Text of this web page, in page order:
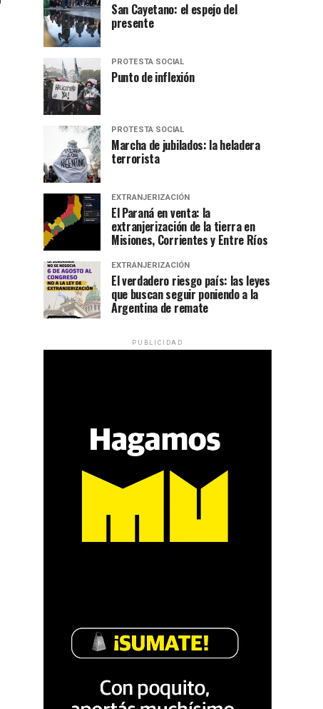
San Cayetano: el espejo del
presente
PROTESTA SOCIAL
Punto de inflexión
PROTESTA SOCIAL
Marcha de jubilados: la heladera
terrorista
EXTRANJERIZACIÓN
El Paraná en venta: la
extranjerización de la tierra en
Misiones, Corrientes y Entre Ríos
EXTRANJERIZACIÓN
El verdadero riesgo país: las leyes
que buscan seguir poniendo a la
Argentina de remate
PUBLICIDAD